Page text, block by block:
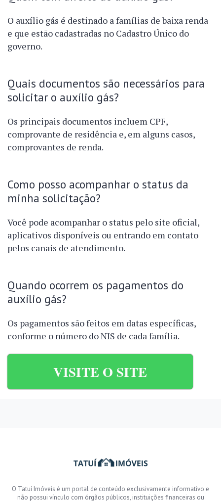
O auxílio gás é destinado a famílias de baixa renda
e que estão cadastradas no Cadastro Único do
governo.
Quais documentos são necessários para
solicitar o auxílio gás?
Os principais documentos incluem CPF,
comprovante de residência e, em alguns casos,
comprovantes de renda.
Como posso acompanhar o status da
minha solicitação?
Você pode acompanhar o status pelo site oficial,
aplicativos disponíveis ou entrando em contato
pelos canais de atendimento.
Quando ocorrem os pagamentos do
auxílio gás?
Os pagamentos são feitos em datas específicas,
conforme o número do NIS de cada família.
VISITE O SITE
O Tatuí Imóveis é um portal de conteúdo exclusivamente informativo e
não possui vínculo com órgãos públicos, instituições financeiras ou